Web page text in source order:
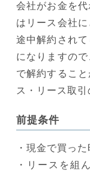
会社がお金を
はリース会社
途中解約され
になりますの
で解約するこ
ス・リース取引
前提条件
・現金で
・リースを組